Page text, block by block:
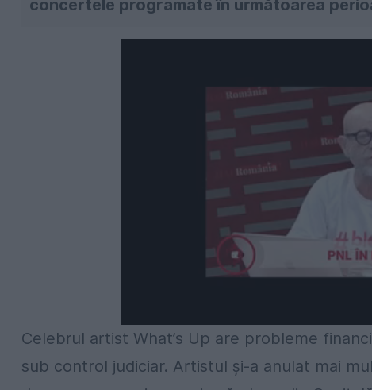
concertele programate în următoarea
Celebrul artist What’s Up are probleme
sub control judiciar. Artistul și-a anulat mai